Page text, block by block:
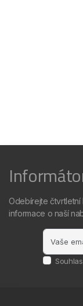
Odebírejte čtvrtletní
informace o naší